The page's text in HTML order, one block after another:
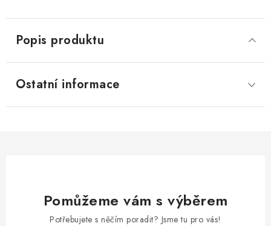
Popis produktu
Ostatní informace
Pomůžeme vám s výběrem
Potřebujete s něčím poradit? Jsme tu pro vás!